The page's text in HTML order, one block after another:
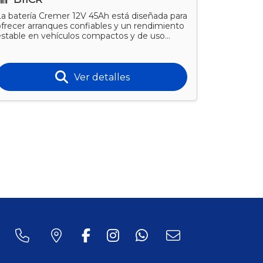
batería Cremer 12V 45Ah está diseñada para
arranques confiables y un rendimiento
en vehículos compactos y de uso
Ver detalles